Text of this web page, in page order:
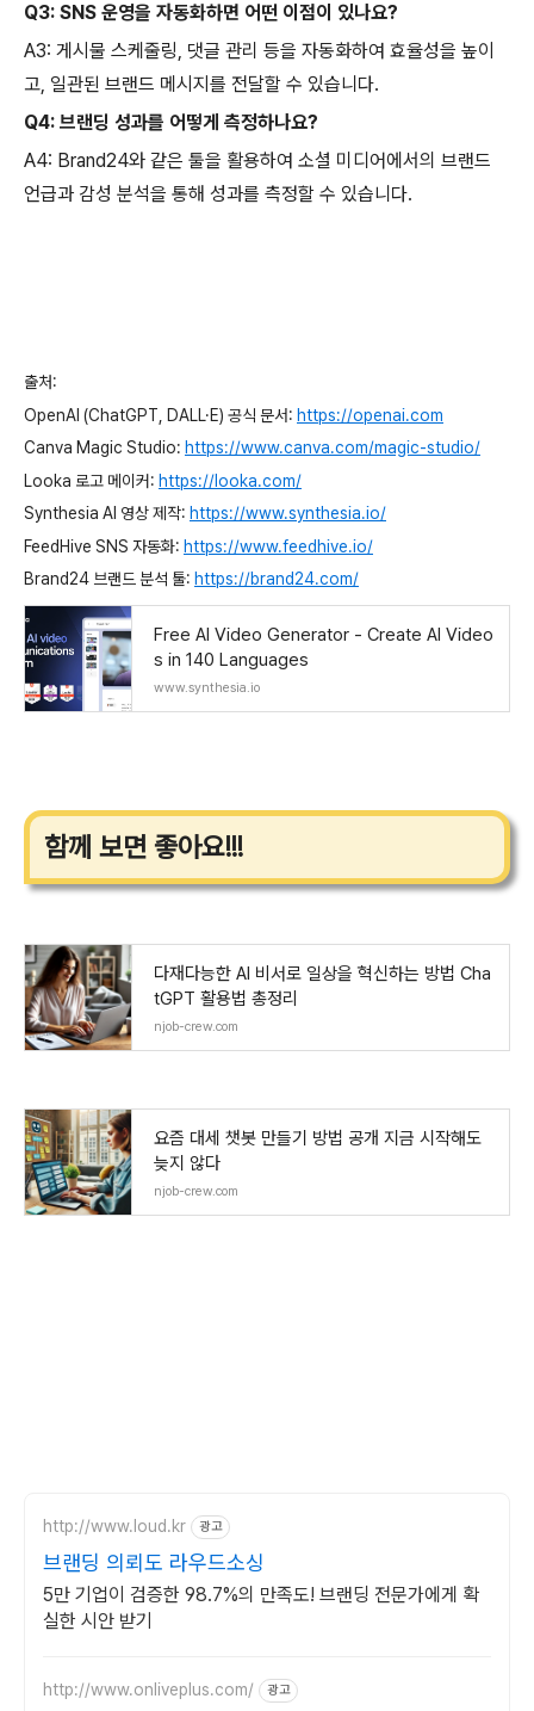
Q3: SNS 운영을 자동화하면 어떤 이점이 있나요?
A3: 게시물 스케줄링, 댓글 관리 등을 자동화하여 효율성을 높이
고, 일관된 브랜드 메시지를 전달할 수 있습니다.
Q4: 브랜딩 성과를 어떻게 측정하나요?
A4: Brand24와 같은 툴을 활용하여 소셜 미디어에서의 브랜드
언급과 감성 분석을 통해 성과를 측정할 수 있습니다.
출처:
OpenAI (ChatGPT, DALL·E) 공식 문서: https://openai.com
Canva Magic Studio: https://www.canva.com/magic-studio/
Looka 로고 메이커: https://looka.com/
Synthesia AI 영상 제작: https://www.synthesia.io/
FeedHive SNS 자동화: https://www.feedhive.io/
Brand24 브랜드 분석 툴: https://brand24.com/
Free AI Video Generator - Create AI Video
s in 140 Languages
www.synthesia.io
함께 보면 좋아요!!!
다재다능한 AI 비서로 일상을 혁신하는 방법 Cha
tGPT 활용법 총정리
njob-crew.com
요즘 대세 챗봇 만들기 방법 공개 지금 시작해도
늦지 않다
njob-crew.com
http://www.loud.kr 광고
브랜딩 의뢰도 라우드소싱
5만 기업이 검증한 98.7%의 만족도! 브랜딩 전문가에게 확
실한 시안 받기
http://www.onliveplus.com/ 광고